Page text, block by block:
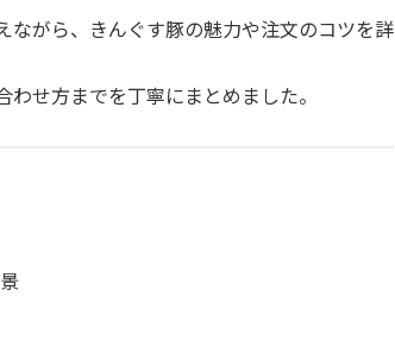
ながら、きんぐす豚の魅力や注文のコツを詳
せ方までを丁寧にまとめました。